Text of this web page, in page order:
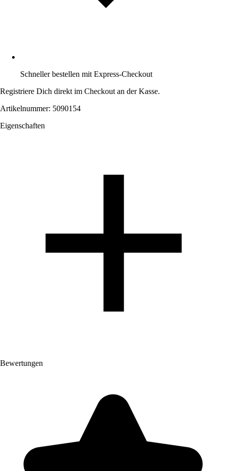
Schneller bestellen mit Express-Checkout
Registriere Dich direkt im Checkout an der Kasse.
Artikelnummer: 5090154
Eigenschaften
Bewertungen